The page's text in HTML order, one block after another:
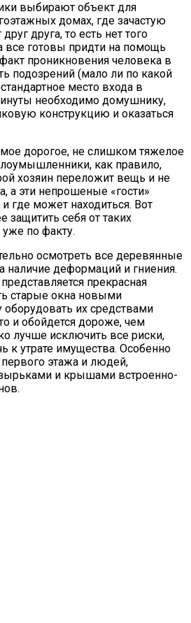
выбирают объект для
домах, где зачастую
друга, то есть нет того
все готовы придти на помощь
проникновения человека в
подозрений (мало ли по какой
место входа в
необходимо домушнику,
конструкцию и оказаться
дорогое, не слишком тяжелое
как правило,
хозяин переложит вещь и не
а эти непрошеные «гости»
где может находиться. Вот
защитить себя от таких
уже по факту.
осмотреть все деревянные
наличие деформаций и гниения.
прекрасная
старые окна новыми
их средствами
и обойдется дороже, чем
лучше исключить все риски,
к утрате имущества. Особенно
этажа и людей,
и крышами встроенно-